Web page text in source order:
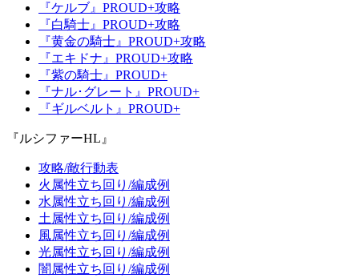
『ケルブ』PROUD+攻略
『白騎士』PROUD+攻略
『黄金の騎士』PROUD+攻略
『エキドナ』PROUD+攻略
『紫の騎士』PROUD+
『ナル･グレート』PROUD+
『ギルベルト』PROUD+
『ルシファーHL』
攻略/敵行動表
火属性立ち回り/編成例
水属性立ち回り/編成例
土属性立ち回り/編成例
風属性立ち回り/編成例
光属性立ち回り/編成例
闇属性立ち回り/編成例